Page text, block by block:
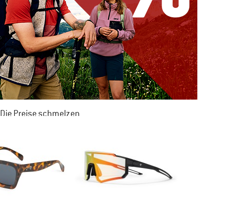
Die Preise schmelzen
ZUM SOMMER SALE